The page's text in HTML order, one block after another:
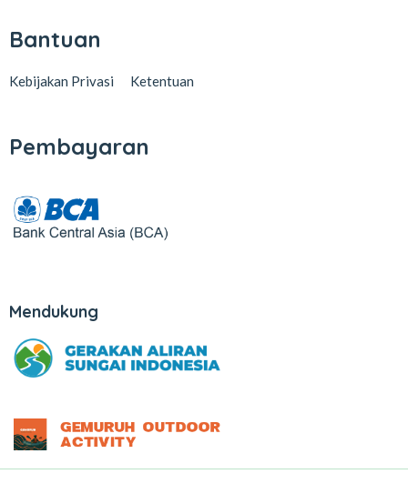
Bantuan
Kebijakan Privasi Ketentuan
Pembayaran
Mendukung